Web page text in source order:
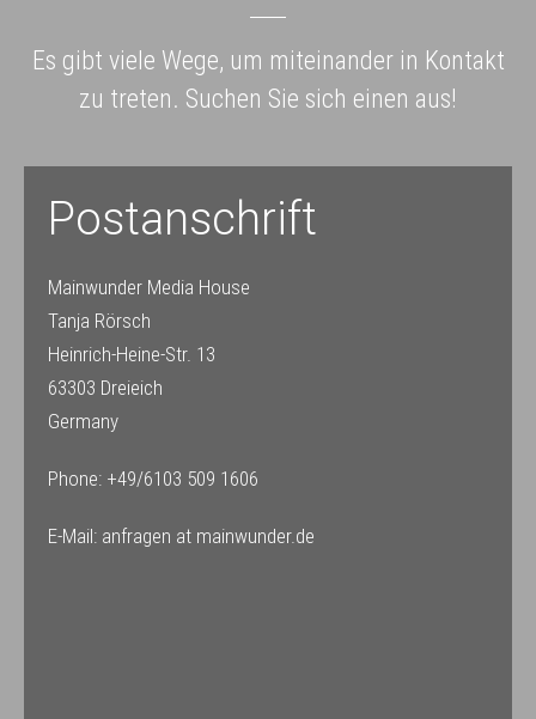
Es gibt viele Wege, um miteinander in Kontakt
zu treten. Suchen Sie sich einen aus!
Postanschrift
Mainwunder Media House
Tanja Rörsch
Heinrich-Heine-Str. 13
63303 Dreieich
Germany
Phone: +49/6103 509 1606
E-Mail: anfragen at mainwunder.de